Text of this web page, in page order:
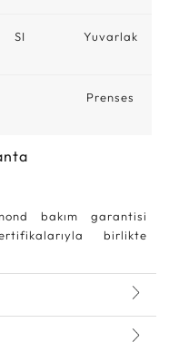
SI Yuvarlak
Prenses
bakım garantisi
birlikte